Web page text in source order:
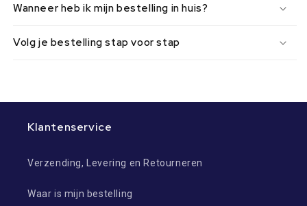
Wanneer heb ik mijn bestelling in huis?
Volg je bestelling stap voor stap
Klantenservice
Verzending, Levering en Retourneren
Waar is mijn bestelling